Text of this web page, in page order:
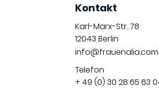
Kontakt
Karl-Marx-Str. 78
12043 Berlin
info@frauenalia.com
Telefon
+ 49 (0) 30 28 65 63